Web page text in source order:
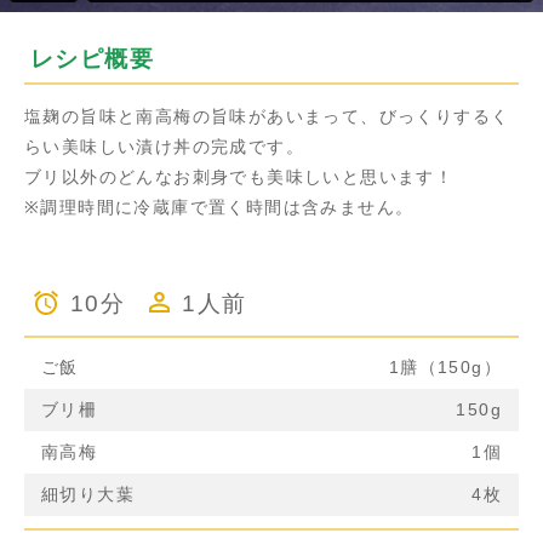
レシピ概要
塩麹の旨味と南高梅の旨味があいまって、びっくりするく
らい美味しい漬け丼の完成です。
ブリ以外のどんなお刺身でも美味しいと思います！
※調理時間に冷蔵庫で置く時間は含みません。
10分 1人前
ご飯 1膳（150g）
ブリ柵 150g
南高梅 1個
細切り大葉 4枚